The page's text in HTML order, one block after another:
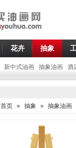
花卉 抽象
新中式油画 抽象油画 酒
首页 » 抽象 » 抽象油画